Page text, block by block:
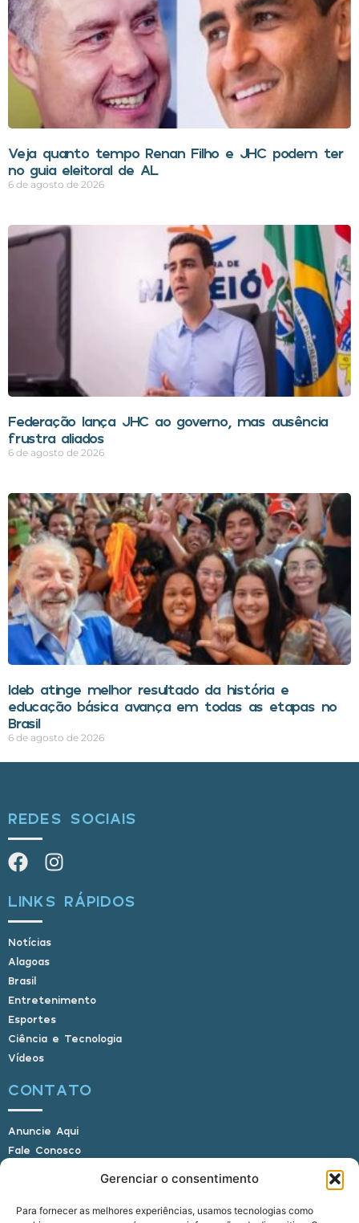
Gerenciar o consentimento
Para fornecer as melhores experiências, usamos tecnologias como
Veja quanto tempo Renan Filho e JHC podem ter
no guia eleitoral de AL
6 de agosto de 2026
Federação lança JHC ao governo, mas ausência
frustra aliados
6 de agosto de 2026
Ideb atinge melhor resultado da história e
educação básica avança em todas as etapas no
Brasil
6 de agosto de 2026
REDES SOCIAIS
LINKS RÁPIDOS
Notícias
Alagoas
Brasil
Entretenimento
Esportes
Ciência e Tecnologia
Vídeos
CONTATO
Anuncie Aqui
Fale Conosco